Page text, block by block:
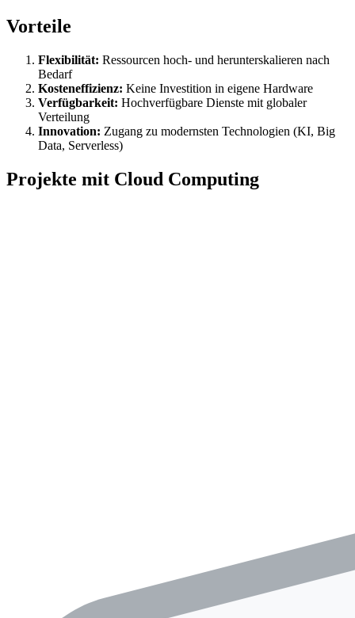
Vorteile
Flexibilität: Ressourcen hoch- und herunterskalieren nach
Bedarf
Kosteneffizienz: Keine Investition in eigene Hardware
Verfügbarkeit: Hochverfügbare Dienste mit globaler
Verteilung
Innovation: Zugang zu modernsten Technologien (KI, Big
Data, Serverless)
Projekte mit Cloud Computing